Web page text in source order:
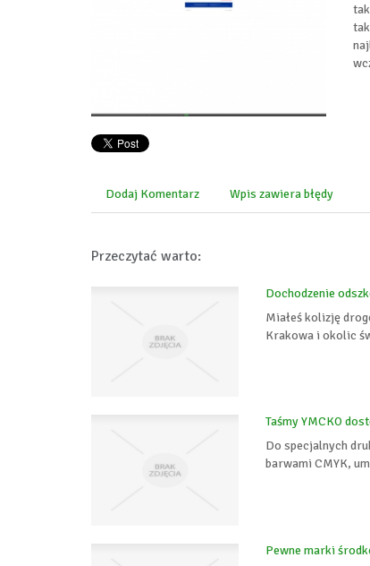
Dodaj Komentarz Wpis zawiera błędy
Przeczytać warto:
Dochodzenie
Miałeś kolizję
Krakowa i okolic
Taśmy YMCKO
Do specjalnych
barwami CMYK,
Pewne marki